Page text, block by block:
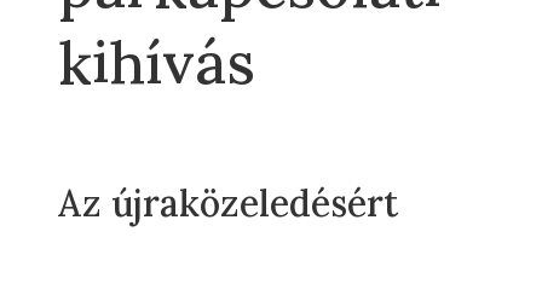
kihívás
Az újraközeledésért